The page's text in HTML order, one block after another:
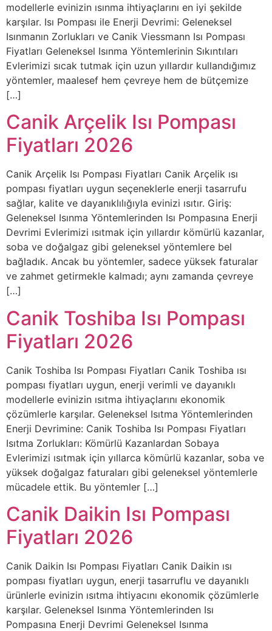
modellerle evinizin ısınma ihtiyaçlarını en iyi şekilde
karşılar. Isı Pompası ile Enerji Devrimi: Geleneksel
Isınmanın Zorlukları ve Canik Viessmann Isı Pompası
Fiyatları Geleneksel Isınma Yöntemlerinin Sıkıntıları
Evlerimizi sıcak tutmak için uzun yıllardır kullandığımız
yöntemler, maalesef hem çevreye hem de bütçemize
[…]
Canik Arçelik Isı Pompası
Fiyatları 2026
Canik Arçelik Isı Pompası Fiyatları Canik Arçelik ısı
pompası fiyatları uygun seçeneklerle enerji tasarrufu
sağlar, kalite ve dayanıklılığıyla evinizi ısıtır. Giriş:
Geleneksel Isınma Yöntemlerinden Isı Pompasına Enerji
Devrimi Evlerimizi ısıtmak için yıllardır kömürlü kazanlar,
soba ve doğalgaz gibi geleneksel yöntemlere bel
bağladık. Ancak bu yöntemler, sadece yüksek faturalar
ve zahmet getirmekle kalmadı; aynı zamanda çevreye
[…]
Canik Toshiba Isı Pompası
Fiyatları 2026
Canik Toshiba Isı Pompası Fiyatları Canik Toshiba ısı
pompası fiyatları uygun, enerji verimli ve dayanıklı
modellerle evinizin ısıtma ihtiyaçlarını ekonomik
çözümlerle karşılar. Geleneksel Isıtma Yöntemlerinden
Enerji Devrimine: Canik Toshiba Isı Pompası Fiyatları
Isıtma Zorlukları: Kömürlü Kazanlardan Sobaya
Evlerimizi ısıtmak için yıllarca kömürlü kazanlar, soba ve
yüksek doğalgaz faturaları gibi geleneksel yöntemlerle
mücadele ettik. Bu yöntemler […]
Canik Daikin Isı Pompası
Fiyatları 2026
Canik Daikin Isı Pompası Fiyatları Canik Daikin ısı
pompası fiyatları uygun, enerji tasarruflu ve dayanıklı
ürünlerle evinizin ısıtma ihtiyacını ekonomik çözümlerle
karşılar. Geleneksel Isınma Yöntemlerinden Isı
Pompasına Enerji Devrimi Geleneksel Isınma